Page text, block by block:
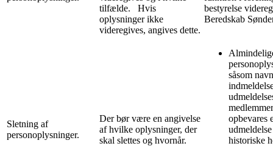
tilfælde. Hvis
oplysninger ikke
videregives, angives dette.
bestyrelse
Beredskab
Sletning af
personoplysninger.
Der bør være en angivelse
af hvilke oplysninger, der
skal slettes og hvornår.
såsom
medlemmer
opbevares
historiske